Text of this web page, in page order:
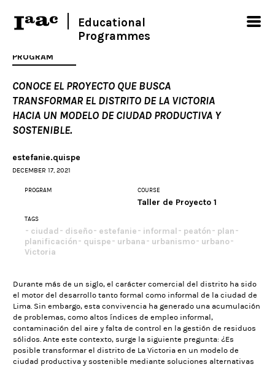
Educational
Programmes
PROGRAM
CONOCE EL PROYECTO QUE BUSCA
TRANSFORMAR EL DISTRITO DE LA VICTORIA
HACIA UN MODELO DE CIUDAD PRODUCTIVA Y
SOSTENIBLE.
estefanie.quispe
DECEMBER 17, 2021
PROGRAM COURSE
Taller de Proyecto 1
TAGS
ciudad diseño estefanie informal peatón
plan
planificación
quispe urbana urbanismo
urbano
Victoria
Durante más de un siglo, el carácter comercial del distrito ha sido
el motor del desarrollo tanto formal como informal de la ciudad de
Lima. Sin embargo, esta convivencia ha generado una acumulación
de problemas, como altos índices de empleo informal,
contaminación del aire y falta de control en la gestión de residuos
sólidos. Ante este contexto, surge la siguiente pregunta: ¿Es
posible transformar el distrito de La Victoria en un modelo de
ciudad productiva y sostenible mediante soluciones alternativas